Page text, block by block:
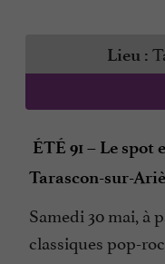
Lieu :
ÉTÉ 91 – Le
Tarascon-sur-
Samedi 30 mai, à
classiques pop-